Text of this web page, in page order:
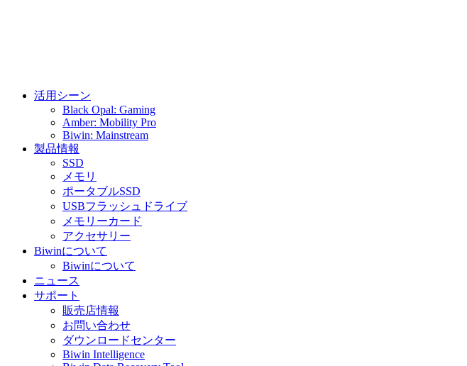
活用シーン
Black Opal: Gaming
Amber: Mobility Pro
Biwin: Mainstream
製品情報
SSD
メモリ
ポータブルSSD
USBフラッシュドライブ
メモリーカード
アクセサリー
Biwinについて
Biwinについて
ニュース
サポート
販売店情報
お問い合わせ
ダウンロードセンター
Biwin Intelligence